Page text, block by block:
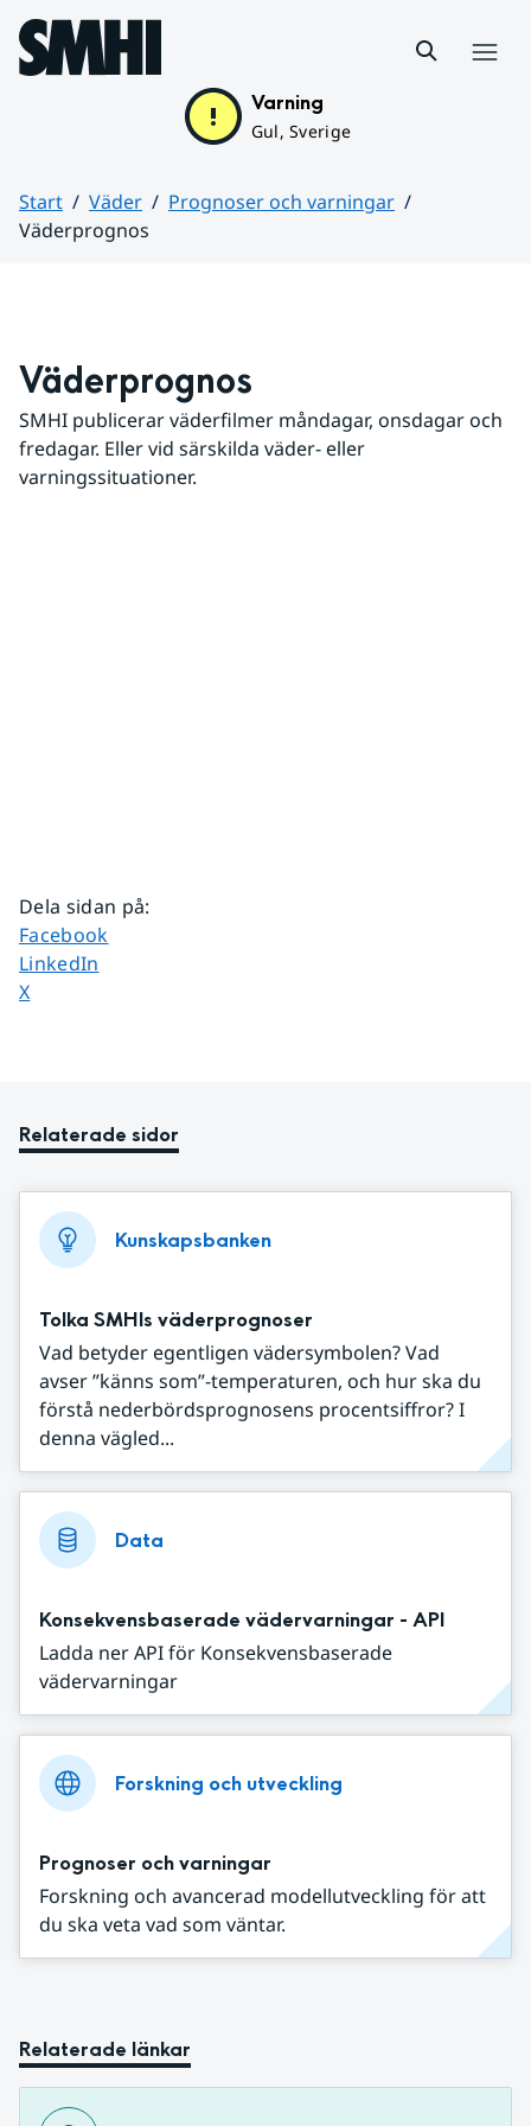
Hoppa till sidans innehåll
Varning
Gul, Sverige
Start Väder
Prognoser och varningar
Väderprognos
Väderprognos
SMHI publicerar väderfilmer måndagar, onsdagar och
fredagar. Eller vid särskilda väder- eller
varningssituationer.
Dela sidan på:
Dela sidan på
Facebook
Dela sidan på
LinkedIn
Dela sidan på
X
Relaterade sidor
Kunskapsbanken
Tolka SMHIs väderprognoser
Vad betyder egentligen vädersymbolen? Vad
avser ”känns som”-temperaturen, och hur ska du
förstå nederbördsprognosens procentsiffror? I
denna vägled...
Data
Konsekvensbaserade vädervarningar - API
Ladda ner API för Konsekvensbaserade
vädervarningar
Forskning och utveckling
Prognoser och varningar
Forskning och avancerad modellutveckling för att
du ska veta vad som väntar.
Relaterade länkar